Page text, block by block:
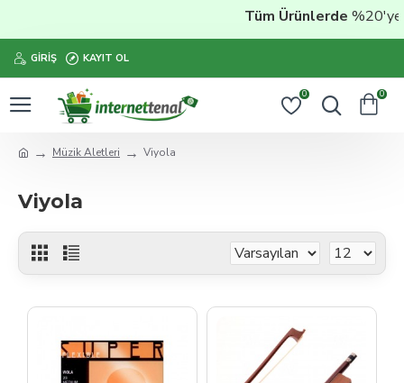
Tüm Ürünlerde%20'ye
GIRIŞ KAYIT OL
0 0
Müzik Aletleri Viyola
Viyola